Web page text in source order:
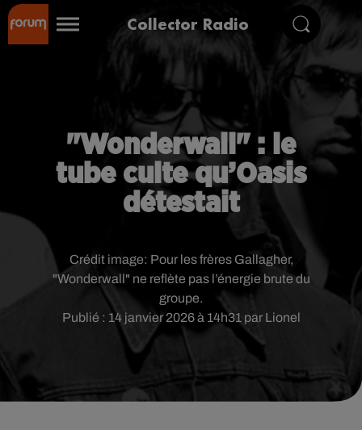
Collector Radio
"Wonderwall" : le
tube culte qu’Oasis
détestait
Publié : 14 janvier 2026 à 14h31 par Lionel
Crédit image: Pour les frères Gallagher,
"Wonderwall" ne reflète pas l’énergie brute du
groupe.